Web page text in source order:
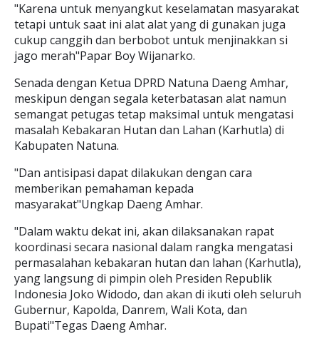
"Karena untuk menyangkut keselamatan masyarakat
tetapi untuk saat ini alat alat yang di gunakan juga
cukup canggih dan berbobot untuk menjinakkan si
jago merah"Papar Boy Wijanarko.
Senada dengan Ketua DPRD Natuna Daeng Amhar,
meskipun dengan segala keterbatasan alat namun
semangat petugas tetap maksimal untuk mengatasi
masalah Kebakaran Hutan dan Lahan (Karhutla) di
Kabupaten Natuna.
"Dan antisipasi dapat dilakukan dengan cara
memberikan pemahaman kepada
masyarakat"Ungkap Daeng Amhar.
"Dalam waktu dekat ini, akan dilaksanakan rapat
koordinasi secara nasional dalam rangka mengatasi
permasalahan kebakaran hutan dan lahan (Karhutla),
yang langsung di pimpin oleh Presiden Republik
Indonesia Joko Widodo, dan akan di ikuti oleh seluruh
Gubernur, Kapolda, Danrem, Wali Kota, dan
Bupati"Tegas Daeng Amhar.